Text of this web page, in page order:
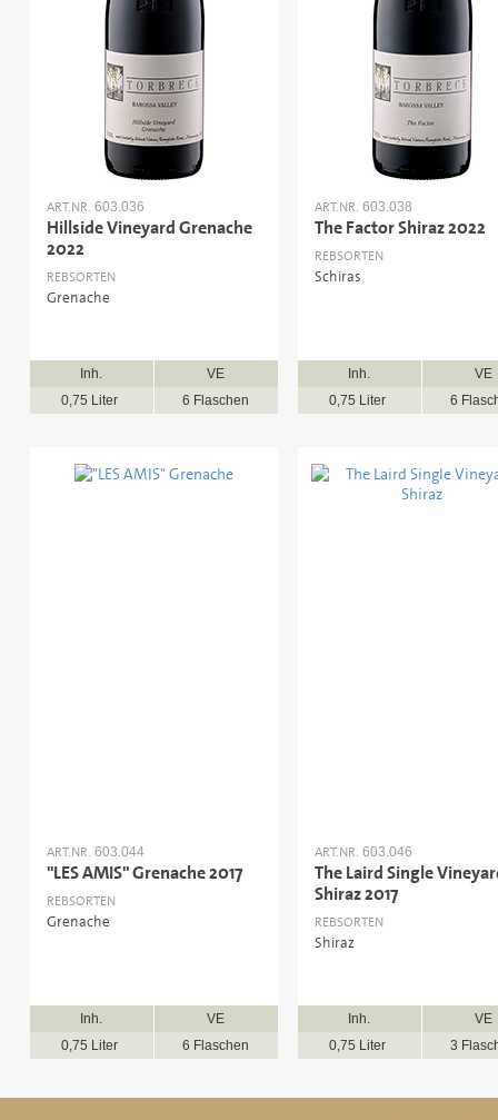
ART.NR. 603.036
Hillside Vineyard Grenache
2022
REBSORTEN
Grenache
Inh.
VE
0,75 Liter
6 Flaschen
ART.NR. 603.038
The Factor Shiraz 2022
REBSORTEN
Schiras
Inh.
VE
0,75 Liter
6
ART.NR. 603.044
"LES AMIS" Grenache 2017
REBSORTEN
Grenache
Inh.
VE
0,75 Liter
6 Flaschen
ART.NR. 603.046
The Laird Single
Shiraz 2017
REBSORTEN
Shiraz
Inh.
VE
0,75 Liter
3